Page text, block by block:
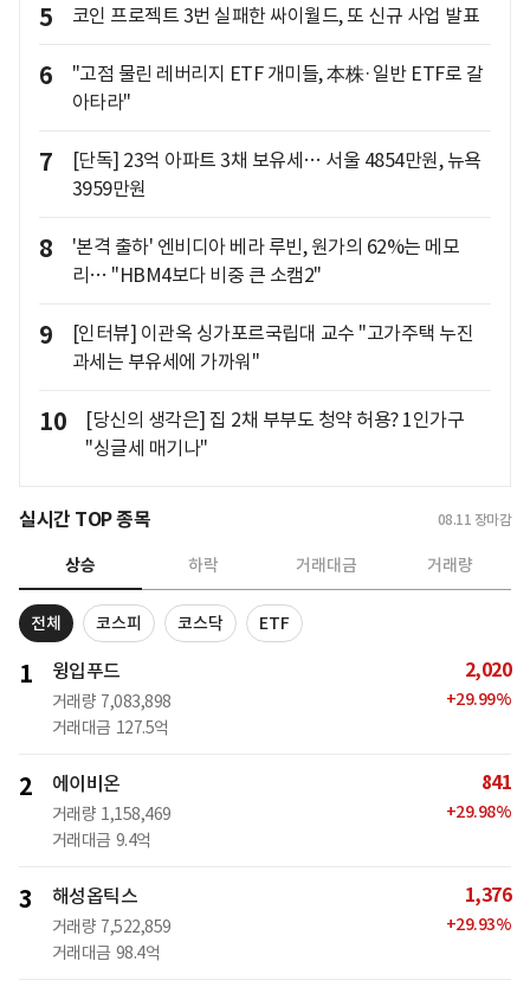
5 코인 프로젝트 3번 실패한 싸이월드, 또 신규 사업 발표
6
"고점 물린 레버리지 ETF 개미들, 本株·일반 ETF로 갈
아타라"
7
[단독] 23억 아파트 3채 보유세… 서울 4854만원, 뉴욕
3959만원
8
'본격 출하' 엔비디아 베라 루빈, 원가의 62%는 메모
리… "HBM4보다 비중 큰 소캠2"
9
[인터뷰] 이관옥 싱가포르국립대 교수 "고가주택 누진
과세는 부유세에 가까워"
10
[당신의 생각은] 집 2채 부부도 청약 허용? 1인가구
"싱글세 매기나"
실시간 TOP 종목 08.11 장마감
상승 하락 거래대금 거래량
전체 코스피 코스닥 ETF
1 윙입푸드
거래량 7,083,898
거래대금 127.5억
2,020
+29.99%
2 에이비온
거래량 1,158,469
거래대금 9.4억
841
+29.98%
3 해성옵틱스
거래량 7,522,859
거래대금 98.4억
1,376
+29.93%